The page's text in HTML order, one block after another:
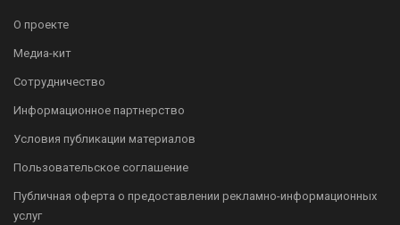
О проекте
Медиа-кит
Сотрудничество
Информационное партнерство
Условия публикации материалов
Пользовательское соглашение
Публичная оферта о предоставлении рекламно-информационных
услуг